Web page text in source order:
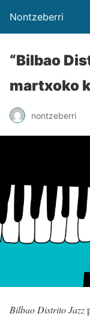
Nontzeberri
“Bilbao
martxoko
nontzeberri
Bilbao Distrito Jazz